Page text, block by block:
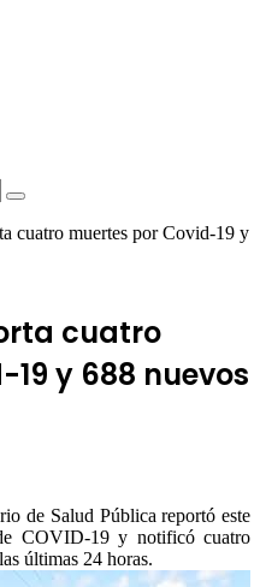
Buscar
cuatro muertes por Covid-19 y
cuatro
y 688 nuevos
de Salud Pública reportó este
COVID-19 y notificó cuatro
últimas 24 horas.